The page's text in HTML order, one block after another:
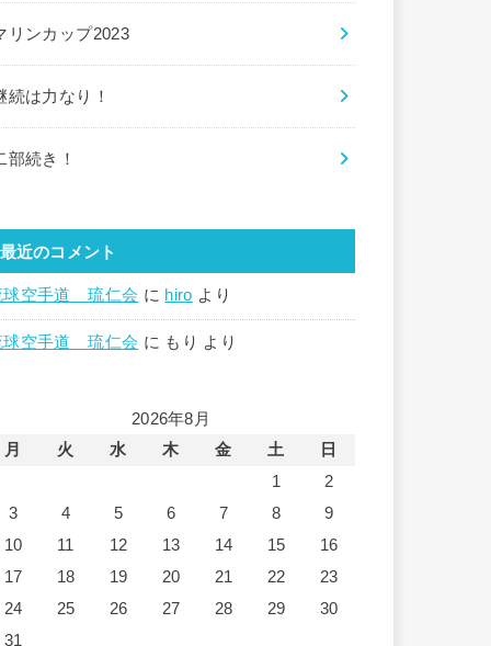
リンカップ2023
続は力なり！
部続き！
最近のコメント
球空手道 琉仁会 に hiro より
球空手道 琉仁会 に もり より
2026年8月
月
火 水 木 金 土
日
1
2
3
4 5 6 7 8
9
10
11 12 13 14 15
16
17
18 19 20 21 22
23
24
25 26 27 28 29
30
31